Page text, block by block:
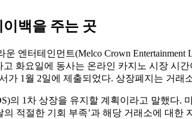
백을 주는 곳
운 엔터테인먼트(Melco Crown
화요일에 동사는 온라인 카지노 시장 시
가 1월 2일에 제출되었다. 상장폐지는 거래
의 1차 상장을 유지할 계획이라고 말했다.
적절한 기회 부족’과 해당 거래소에 대